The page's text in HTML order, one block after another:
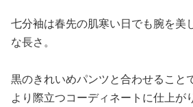
七分袖は春先の肌寒い日でも腕を美
な長さ。
黒のきれいめパンツと合わせること
より際立つコーディネートに仕上が